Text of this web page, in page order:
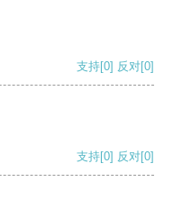
支持[0] 反对[0]
支持[0] 反对[0]